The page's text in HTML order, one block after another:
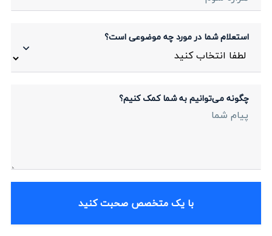
استعلام شما در مورد چه موضوعی است؟
چگونه می‌توانیم به شما کمک کنیم؟